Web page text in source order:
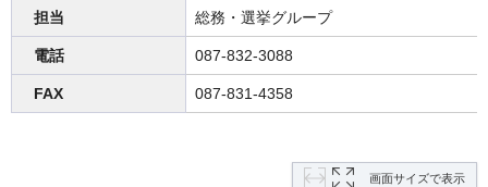
担当 総務・選挙グループ
電話 087-832-3088
FAX 087-831-4358
画面サイズで表示